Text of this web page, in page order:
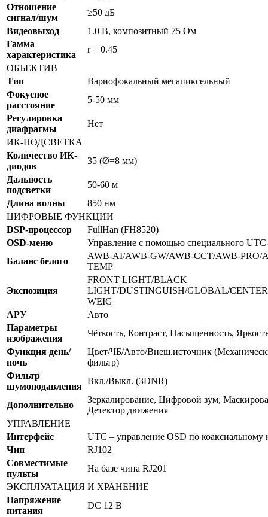
Отношение
сигнал/шум
≥50 дБ
Видеовыход
1.0 В, композитный 75 Ом
Гамма
характеристика
r = 0.45
ОБЪЕКТИВ
Тип
Вариофокальный мегапиксельный
Фокусное
расстояние
5-50 мм
Регулировка
диафрагмы
Нет
ИК-ПОДСВЕТКА
Количество ИК-
диодов
35 (Ø=8 мм)
Дальность
подсветки
50-60 м
Длина волны
850 нм
ЦИФРОВЫЕ ФУНКЦИИ
DSP-процессор
FullHan (FH8520)
OSD-меню
Управление с помощью специального
Баланс белого
AWB-AI/AWB-GW/AWB-CCT/AWB-PRO/
TEMP
Экспозиция
FRONT LIGHT/BLACK
LIGHT/DUSTINGUISH/GLOBAL/
WEIG
АРУ
Авто
Параметры
изображения
Чёткость, Контраст, Насыщенность,
Функция день/
ночь
Цвет/ЧБ/Авто/Внеш.источник
фильтр)
Фильтр
шумоподавления
Вкл./Выкл. (3DNR)
Дополнительно
Зеркалирование, Цифровой зум,
Детектор движения
УПРАВЛЕНИЕ
Интерфейс
UTC – управление OSD по коаксиальному
Чип
RJ102
Совместимые
пульты
На базе чипа RJ201
ЭКСПЛУАТАЦИЯ И ХРАНЕНИЕ
Напряжение
питания
DC 12 В